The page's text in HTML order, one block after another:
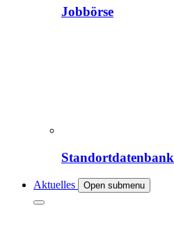
Jobbörse
Standortdatenbank
Aktuelles Open submenu